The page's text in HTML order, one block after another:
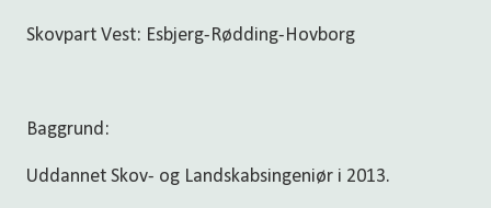
Skovpart Vest: Esbjerg-Rødding-Hovborg
Baggrund:
Uddannet Skov- og Landskabsingeniør i 2013.